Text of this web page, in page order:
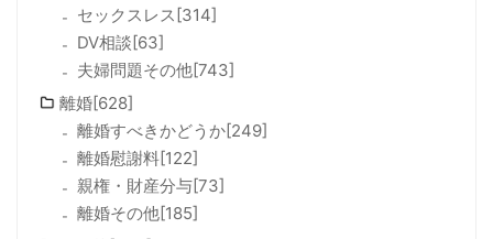
セックスレス[314]
DV相談[63]
夫婦問題その他[743]
離婚[628]
離婚すべきかどうか[249]
離婚慰謝料[122]
親権・財産分与[73]
離婚その他[185]